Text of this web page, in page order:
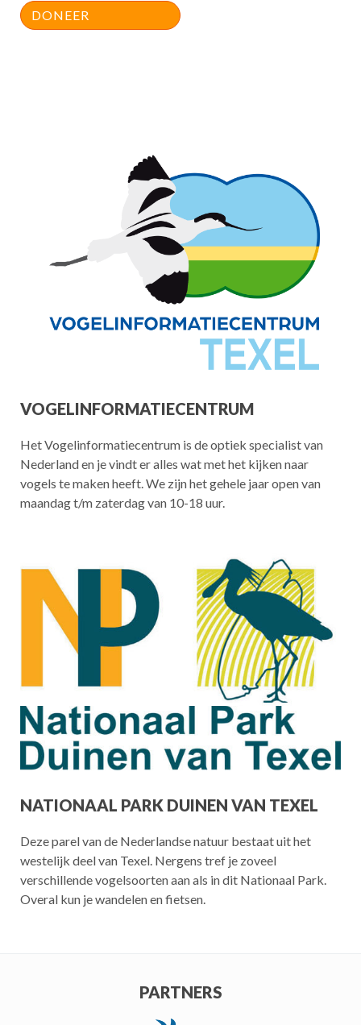
DONEER
VOGELINFORMATIECENTRUM
Het Vogelinformatiecentrum is de optiek specialist van
Nederland en je vindt er alles wat met het kijken naar
vogels te maken heeft. We zijn het gehele jaar open van
maandag t/m zaterdag van 10-18 uur.
NATIONAAL PARK DUINEN VAN TEXEL
Deze parel van de Nederlandse natuur bestaat uit het
westelijk deel van Texel. Nergens tref je zoveel
verschillende vogelsoorten aan als in dit Nationaal Park.
Overal kun je wandelen en fietsen.
PARTNERS